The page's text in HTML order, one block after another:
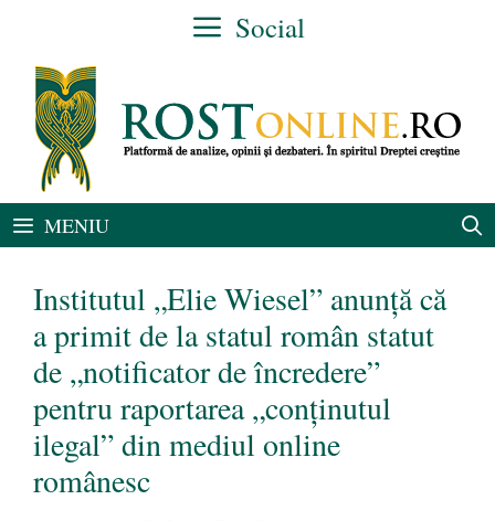
conținut
Social
MENIU
Institutul „Elie Wiesel” anunță că
a primit de la statul român statut
de „notificator de încredere”
pentru raportarea „conținutul
ilegal” din mediul online
românesc